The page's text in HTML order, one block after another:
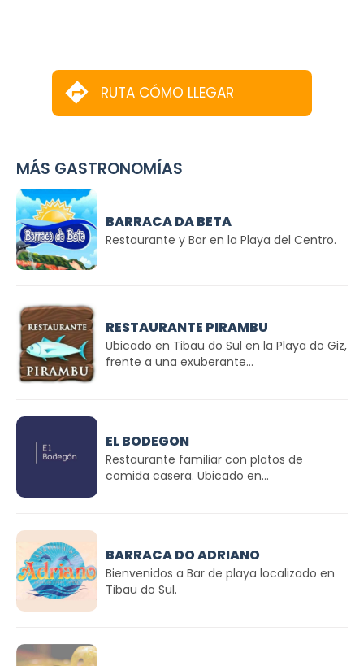
RUTA CÓMO LLEGAR
MÁS GASTRONOMÍAS
BARRACA DA BETA
Restaurante y Bar en la Playa del Centro.
RESTAURANTE PIRAMBU
Ubicado en Tibau do Sul en la Playa do Giz,
frente a una exuberante...
EL BODEGON
Restaurante familiar con platos de
comida casera. Ubicado en...
BARRACA DO ADRIANO
Bienvenidos a Bar de playa localizado en
Tibau do Sul.